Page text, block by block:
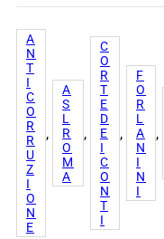
A
N
T
I
C
O
R
R
U
Z
I
O
N
E
,
A
S
L
R
O
M
A
,
C
O
R
T
E
D
E
I
C
O
N
T
I
,
F
O
R
L
A
N
I
N
I
,